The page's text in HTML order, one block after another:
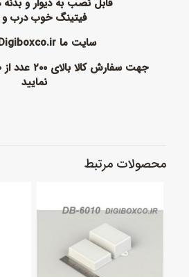
فیتینگ خوب درب و
سایت ما www.Digiboxco.ir
نمایید
محصولات مرتبط